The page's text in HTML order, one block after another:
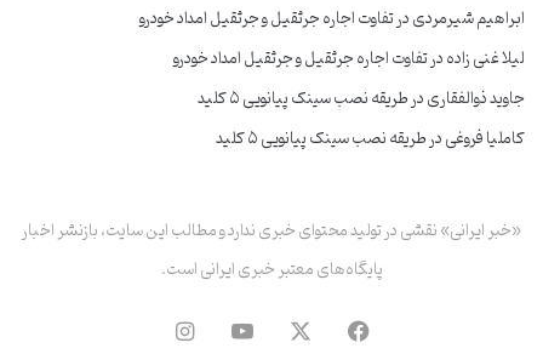
ابراهیم شیرمردیدرتفاوت اجاره جرثقیل و جرثقیل امداد خودرو
لیلا غنی زادهدرتفاوت اجاره جرثقیل و جرثقیل امداد خودرو
جاوید ذوالفقاریدرطریقه نصب سینک پیانویی ۵ کلید
کاملیا فروغیدرطریقه نصب سینک پیانویی ۵ کلید
«خبر ایرانی» نقشی در تولید محتوای خبری ندارد و مطالب این سایت، بازنشر اخبار
پایگاه‌های معتبر خبری ایرانی است.
فیس
یوتیوباینستاگرام